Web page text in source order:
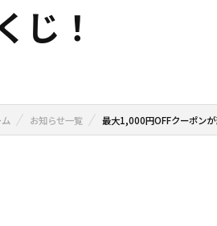
告じ！
お知らせ一覧 最大1,000円OFFクーポン